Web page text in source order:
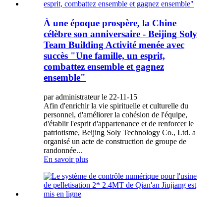
À une époque prospère, la Chine
célèbre son anniversaire - Beijing Soly
Team Building Activité menée avec
succès "Une famille, un esprit,
combattez ensemble et gagnez
ensemble"
par administrateur le 22-11-15
Afin d'enrichir la vie spirituelle et culturelle du
personnel, d'améliorer la cohésion de l'équipe,
d'établir l'esprit d'appartenance et de renforcer le
patriotisme, Beijing Soly Technology Co., Ltd. a
organisé un acte de construction de groupe de
randonnée...
En savoir plus